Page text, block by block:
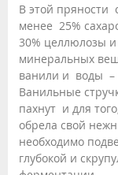
В этой пряности
менее 25%
30% целлюлозы и
минеральных
ванили и воды –
Ванильные
пахнут и для
обрела свой
необходимо
глубокой и